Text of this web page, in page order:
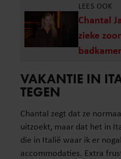
LEES OOK
Chantal
zieke
VAKANTIE IN
TEGEN
Chantal zegt dat ze
uitzoekt, maar dat het in
die in Italië waar ik er
accommodaties. Extra